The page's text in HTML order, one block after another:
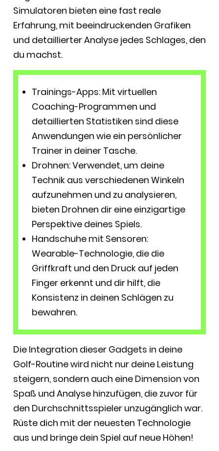
Simulatoren bieten eine fast reale
Erfahrung, mit beeindruckenden Grafiken
und detaillierter Analyse jedes Schlages, den
du machst.
Trainings-Apps: Mit virtuellen
Coaching-Programmen und
detaillierten Statistiken sind diese
Anwendungen wie ein persönlicher
Trainer in deiner Tasche.
Drohnen: Verwendet, um deine
Technik aus verschiedenen Winkeln
aufzunehmen und zu analysieren,
bieten Drohnen dir eine einzigartige
Perspektive deines Spiels.
Handschuhe mit Sensoren:
Wearable-Technologie, die die
Griffkraft und den Druck auf jeden
Finger erkennt und dir hilft, die
Konsistenz in deinen Schlägen zu
bewahren.
Die Integration dieser Gadgets in deine
Golf-Routine wird nicht nur deine Leistung
steigern, sondern auch eine Dimension von
Spaß und Analyse hinzufügen, die zuvor für
den Durchschnittsspieler unzugänglich war.
Rüste dich mit der neuesten Technologie
aus und bringe dein Spiel auf neue Höhen!